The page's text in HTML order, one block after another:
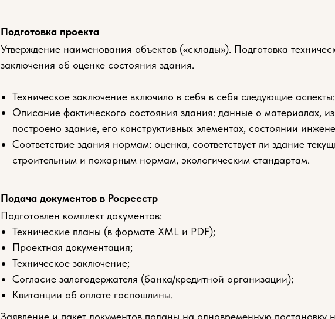
Подготовка проекта
Утверждение наименования объектов («склады»). Подготовка
заключения об оценке состояния здания.
Техническое заключение включило в себя в себя следующие аспекты:
Описание фактического состояния здания: данные о материалах,
построено здание, его конструктивных элементах, состоянии
Соответствие здания нормам: оценка, соответствует ли здание
строительным и пожарным нормам, экологическим стандартам.
Подача документов в Росреестр
Подготовлен комплект документов:
Технические планы (в формате XML и PDF);
Проектная документация;
Техническое заключение;
Согласие залогодержателя (банка/кредитной организации);
Квитанции об оплате госпошлины.
Заявление и пакет документов поданы на одновременную постановку